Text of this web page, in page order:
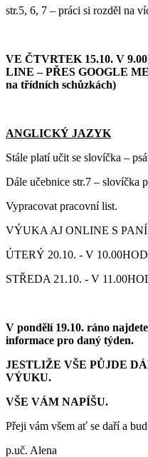
str.5, 6, 7 – práci si rozděl na
VE ČTVRTEK 15.10. V
LINE – PŘES GOOGLE
na třídních schůzkách)
ANGLICKÝ JAZYK
Stále platí učit se slovíčka –
Dále učebnice str.7 – slovíčka
Vypracovat pracovní list.
VÝUKA AJ ONLINE S
ÚTERÝ 20.10. - V 10.00HOD
STŘEDA 21.10. - V
V pondělí 19.10. ráno
informace pro daný týden.
JESTLIŽE VŠE PŮJDE
VÝUKU.
VŠE VÁM NAPÍŠU.
Přeji vám všem ať se daří a
p.uč. Alena